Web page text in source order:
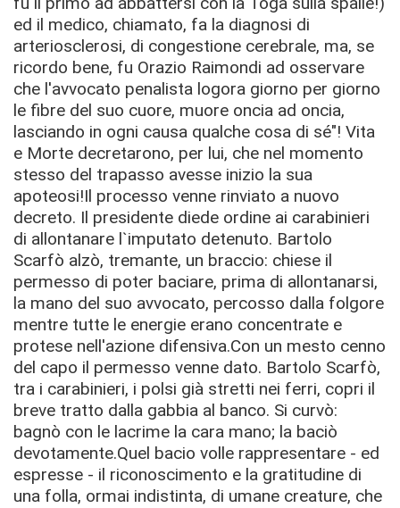
ed il medico, chiamato, fa la diagnosi di
arteriosclerosi, di congestione cerebrale, ma, se
ricordo bene, fu Orazio Raimondi ad osservare
che l'avvocato penalista logora giorno per giorno
le ﬁbre del suo cuore, muore oncia ad oncia,
lasciando in ogni causa qualche cosa di sé"! Vita
e Morte decretarono, per lui, che nel momento
stesso del trapasso avesse inizio la sua
apoteosi!Il processo venne rinviato a nuovo
decreto. Il presidente diede ordine ai carabinieri
di allontanare l`imputato detenuto. Bartolo
Scarfò alzò, tremante, un braccio: chiese il
permesso di poter baciare, prima di allontanarsi,
la mano del suo avvocato, percosso dalla folgore
mentre tutte le energie erano concentrate e
protese nell'azione difensiva.Con un mesto cenno
del capo il permesso venne dato. Bartolo Scarfò,
tra i carabinieri, i polsi già stretti nei ferri, copri il
breve tratto dalla gabbia al banco. Si curvò:
bagnò con le lacrime la cara mano; la baciò
devotamente.Quel bacio volle rappresentare - ed
espresse - il riconoscimento e la gratitudine di
una folla, ormai indistinta, di umane creature, che